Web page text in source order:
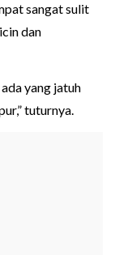
sangat sulit
dan
yang jatuh
tuturnya.